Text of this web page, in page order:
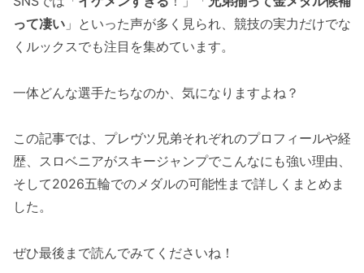
って凄い 」といった声が多く見られ、競技の実力だけでな
くルックスでも注目を集めています。
一体どんな選手たちなのか、気になりますよね？
この記事では、プレヴツ兄弟それぞれのプロフィールや経
歴、スロベニアがスキージャンプでこんなにも強い理由、
そして2026五輪でのメダルの可能性まで詳しくまとめま
した。
ぜひ最後まで読んでみてくださいね！